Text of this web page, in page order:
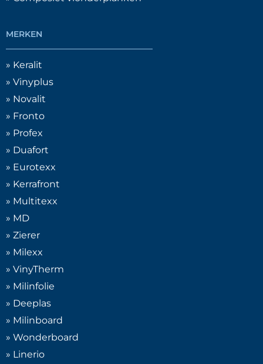
MERKEN
» Keralit
» Vinyplus
» Novalit
» Fronto
» Profex
» Duafort
» Eurotexx
» Kerrafront
» Multitexx
» MD
» Zierer
» Milexx
» VinyTherm
» Milinfolie
» Deeplas
» Milinboard
» Wonderboard
» Linerio